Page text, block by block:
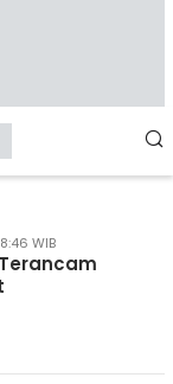
WIB